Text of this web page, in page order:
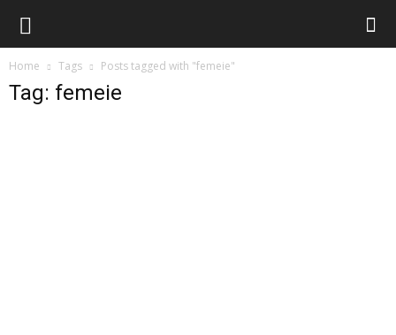
Home Tags Posts tagged with "femeie"
Tag: femeie